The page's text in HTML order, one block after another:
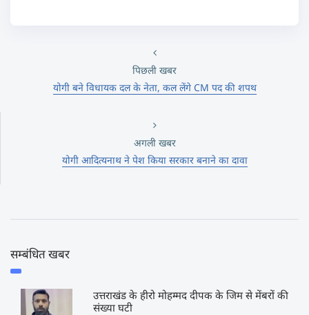
पिछली खबर
योगी बने विधायक दल के नेता, कल लेंगे CM पद की शपथ
अगली खबर
योगी आदित्‍यनाथ ने पेश किया सरकार बनाने का दावा
सम्बंधित खबर
उत्तराखंड के हीरो मोहम्मद दीपक के जिम से मेंबरों की
संख्या घटी